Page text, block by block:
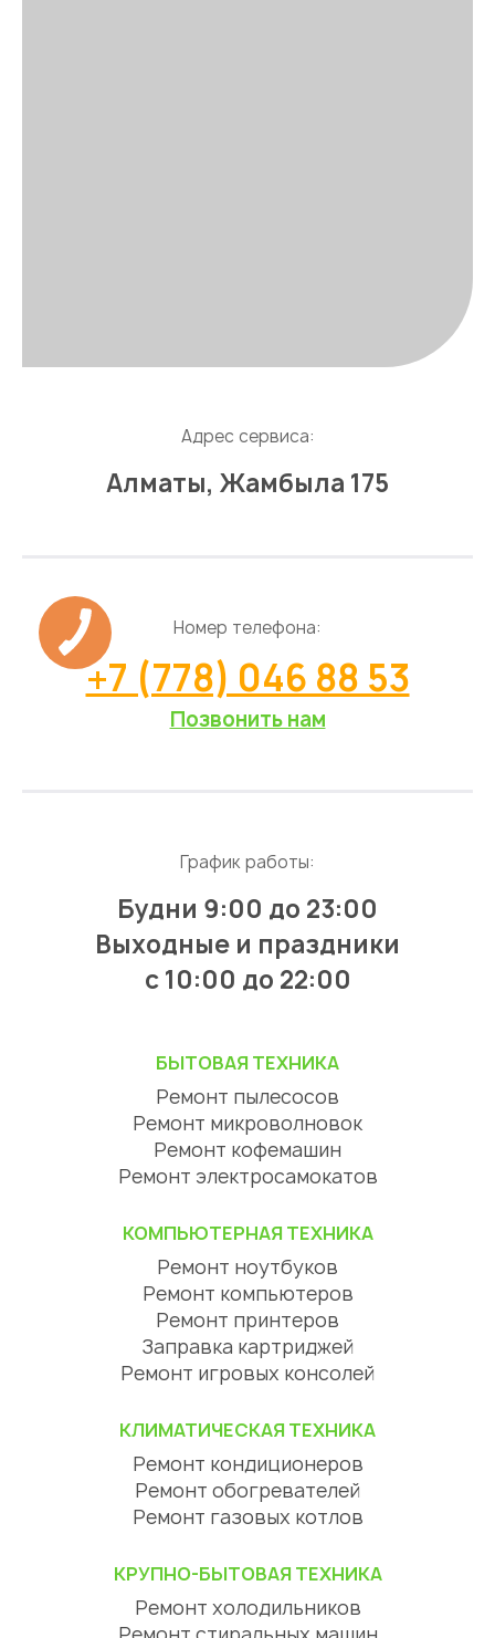
Адрес сервиса:
Алматы, Жамбыла 175
Номер телефона:
+7 (778) 046 88 53
Позвонить нам
График работы:
Будни 9:00 до 23:00
Выходные и праздники
с 10:00 до 22:00
БЫТОВАЯ ТЕХНИКА
Ремонт пылесосов
Ремонт микроволновок
Ремонт кофемашин
Ремонт электросамокатов
КОМПЬЮТЕРНАЯ ТЕХНИКА
Ремонт ноутбуков
Ремонт компьютеров
Ремонт принтеров
Заправка картриджей
Ремонт игровых консолей
КЛИМАТИЧЕСКАЯ ТЕХНИКА
Ремонт кондиционеров
Ремонт обогревателей
Ремонт газовых котлов
КРУПНО-БЫТОВАЯ ТЕХНИКА
Ремонт холодильников